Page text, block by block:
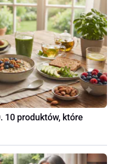
10 produktów, które